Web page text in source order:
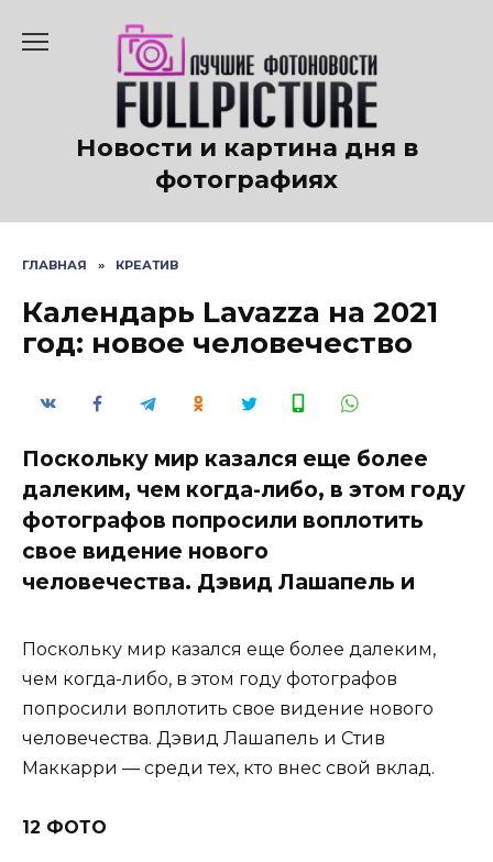
содержанию
Новости и картина дня в
фотографиях
ГЛАВНАЯ » КРЕАТИВ
Календарь Lavazza на 2021
год: новое человечество
Поскольку мир казался еще более
далеким, чем когда-либо, в этом году
фотографов попросили воплотить
свое видение нового
человечества. Дэвид Лашапель и
Поскольку мир казался еще более далеким,
чем когда-либо, в этом году фотографов
попросили воплотить свое видение нового
человечества. Дэвид Лашапель и Стив
Маккарри — среди тех, кто внес свой вклад.
12 ФОТО